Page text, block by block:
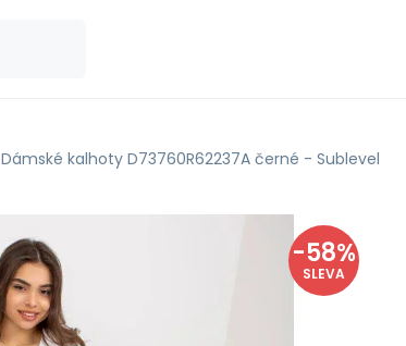
Dámské kalhoty D73760R62237A černé - Sublevel
-58%
SLEVA